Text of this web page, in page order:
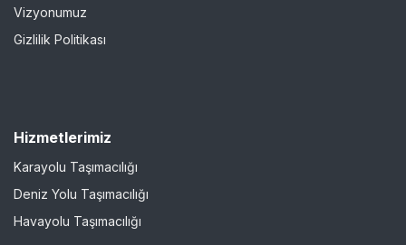
Vizyonumuz
Gizlilik Politikası
Hizmetlerimiz
Karayolu Taşımacılığı
Deniz Yolu Taşımacılığı
Havayolu Taşımacılığı